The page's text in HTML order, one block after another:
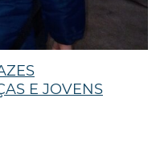
E JOVENS